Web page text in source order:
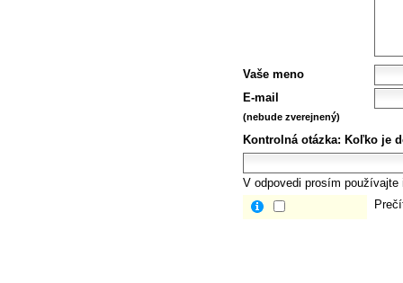
Vaše meno
E-mail
(nebude zverejnený)
Kontrolná otázka: Koľko je
V odpovedi prosím